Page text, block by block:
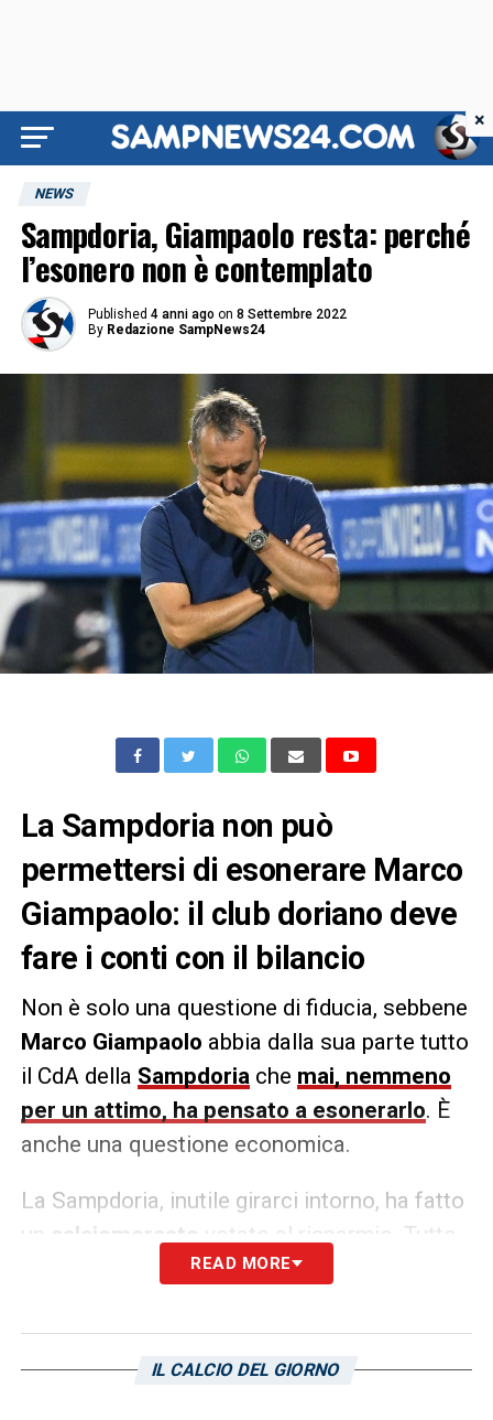
NEWS
Sampdoria, Giampaolo resta: perché
l’esonero non è contemplato
Published 4 anni ago on 8 Settembre 2022
By Redazione SampNews24
La Sampdoria non può
permettersi di esonerare Marco
Giampaolo: il club doriano deve
fare i conti con il bilancio
Non è solo una questione di fiducia, sebbene
Marco Giampaolo abbia dalla sua parte tutto
il CdA della Sampdoriache mai, nemmeno
per un attimo, ha pensato a esonerarlo. È
anche una questione economica.
La Sampdoria, inutile girarci intorno, ha fatto
calciomercato
votato al risparmio. Tutto
il ricavato è andato a sistemare il bilancio e a
potenziali acquirenti. L’ingaggio di
Giampaolo, come riporta Tuttosport, è pari a
READ MORE
IL CALCIO DEL GIORNO
×